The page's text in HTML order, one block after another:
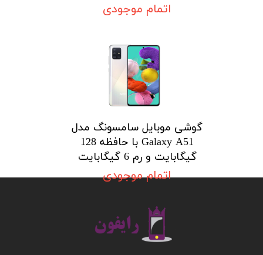
اتمام موجودی
گوشی موبایل سامسونگ مدل
Galaxy A51 با حافظه 128
گیگابایت و رم 6 گیگابایت
اتمام موجودی